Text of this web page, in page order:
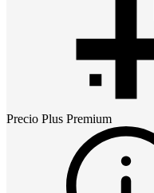
Precio Plus Premium